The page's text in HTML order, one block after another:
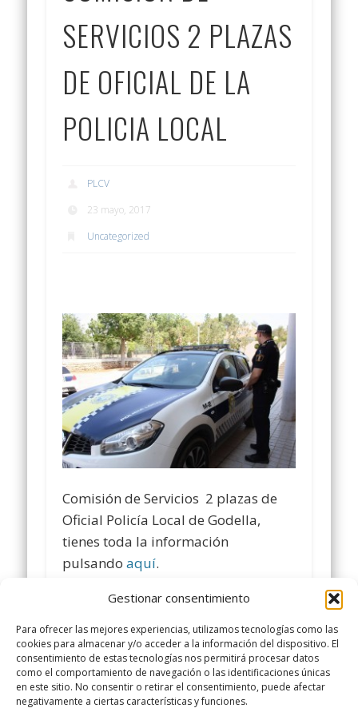
Gestionar consentimiento
Para ofrecer las mejores experiencias, utilizamos tecnologías como las
cookies para almacenar y/o acceder a la información del dispositivo. El
consentimiento de estas tecnologías nos permitirá procesar datos
como el comportamiento de navegación o las identificaciones únicas
en este sitio. No consentir o retirar el consentimiento, puede afectar
negativamente a ciertas características y funciones.
SERVICIOS 2 PLAZAS
DE OFICIAL DE LA
POLICIA LOCAL
PLCV
23 mayo, 2017
Uncategorized
Comisión de Servicios 2 plazas de
Oficial Policía Local de Godella,
tienes toda la información
pulsandoaquí.
Comparte y siguenos en
www.facebook.com/policialocalugt
Twitter @ugtpolicialocal
www.policialocalugt.es